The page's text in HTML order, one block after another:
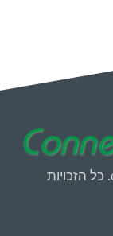
זכויות יוצרים © 2025 connectanddate.com. כל הזכויות